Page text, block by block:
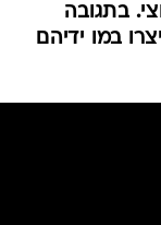
בתגובה
במו ידיהם